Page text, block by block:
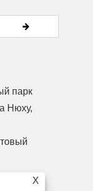
парк
Нюху,
X